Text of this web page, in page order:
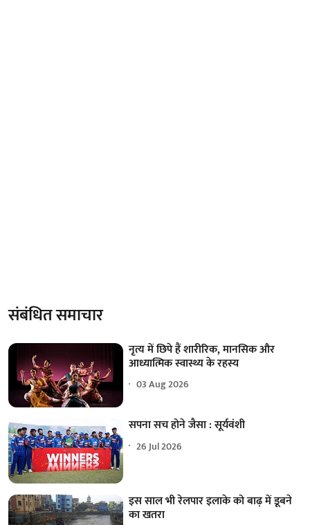
संबंधित समाचार
नृत्य में छिपे हैं शारीरिक, मानसिक और
आध्यात्मिक स्वास्थ्य के रहस्य
03 Aug 2026
सपना सच होने जैसा : सूर्यवंशी
26 Jul 2026
इस साल भी रेलपार इलाके को बाढ़ में डूबने
का खतरा